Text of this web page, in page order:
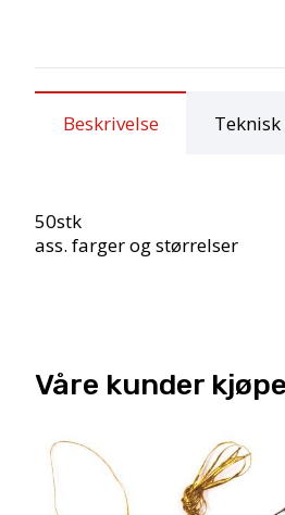
Beskrivelse
50stk
ass. farger og størrelser
Våre kunder